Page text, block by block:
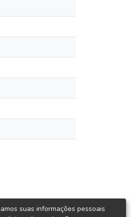
views
suas informações pessoais